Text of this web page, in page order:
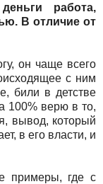
работа,
В отличие от
он чаще всего
с ним
били в детстве
100% верю в то,
вывод, который
в его власти, и
примеры, где с